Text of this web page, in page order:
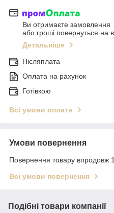
Ви отримаєте замовлення
або гроші повернуться на
Детальніше
Післяплата
Оплата на рахунок
Готівкою
Всі умови оплати
Умови повернення
Повернення товару впродовж
Всі умови повернення
Подібні товари компанії